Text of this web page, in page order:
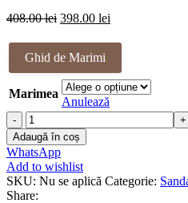
408.00lei Prețul
a
fost:
408.00 lei.
398.00 lei
este:
Ghid de Marimi
Marimea
Anulează
Cantitate
Sandale
piele
natural
Maryssa
Adaugă în coș
WhatsApp
Add to wishlist
SKU: Nu se aplică Categorie:
Share: